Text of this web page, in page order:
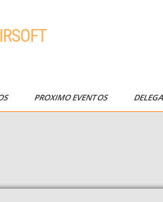
PROXIMO EVENTOS